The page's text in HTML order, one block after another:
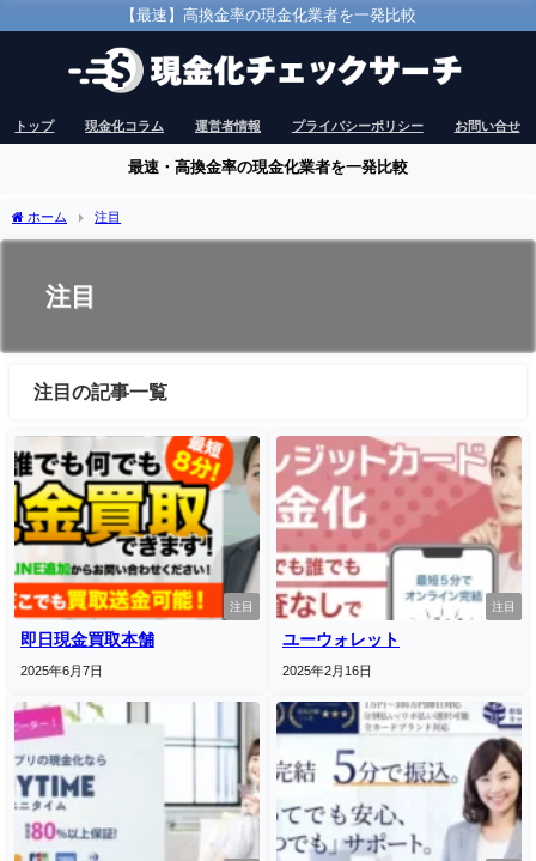
【最速】高換金率の現金化業者を一発比較
トップ 現金化コラム 運営者情報 プライバシーポリシー お問い合せ
最速・高換金率の現金化業者を一発比較
ホーム 注目
注目
注目の記事一覧
注目
即日現金買取本舗
2025年6月7日
注目
ユーウォレット
2025年2月16日